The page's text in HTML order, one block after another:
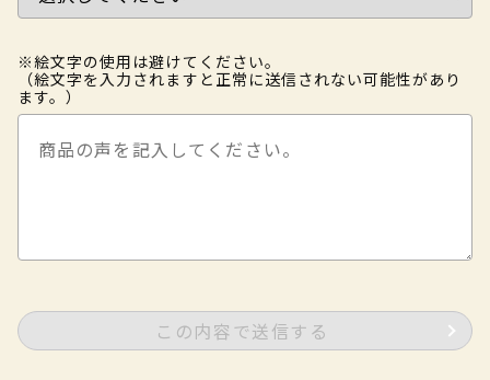
※絵文字の使用は避けてください。
（絵文字を入力されますと正常に送信されない可能性があり
ます。）
この内容で送信する